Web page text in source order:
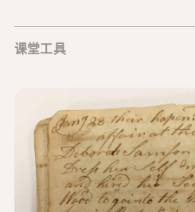
关于 NHD®
参与其中
课堂工具